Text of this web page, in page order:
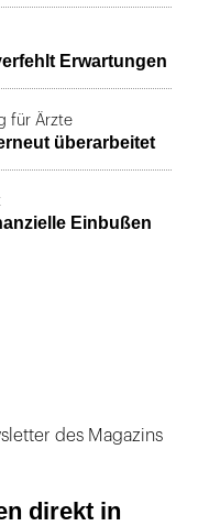
Erwartungen
für Ärzte
überarbeitet
Einbußen
des Magazins
direkt in